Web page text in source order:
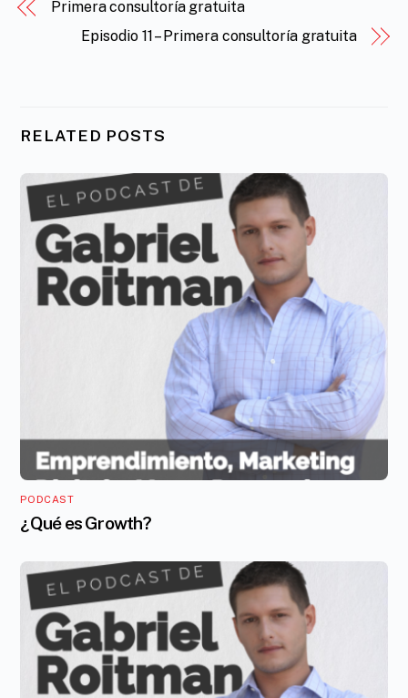
Primera consultoría gratuita
Episodio 11 – Primera consultoría gratuita
RELATED POSTS
PODCAST
¿Qué es Growth?